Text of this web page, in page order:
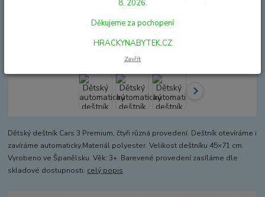
Dětský automatický deštník Cars
Dětský deštník Cars 3 Premium, čtyři různá provedení. Deštník otevíráme i
zavíráme automaticky.Ma­teriál polyester. Velikost deštníku 45×71 cm.
Vyrobeno ve Španělsku. Věk: 3+. Barevené provedení zasíláme dle
skladové dostupnosti. celý popis
8. 2026.
Děkujeme za pochopení
HRACKYNABYTEK.CZ
Zavřít